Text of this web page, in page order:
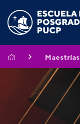
Maestrías